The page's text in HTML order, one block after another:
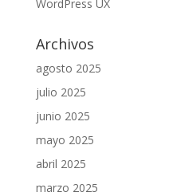
WordPress UX
Archivos
agosto 2025
julio 2025
junio 2025
mayo 2025
abril 2025
marzo 2025